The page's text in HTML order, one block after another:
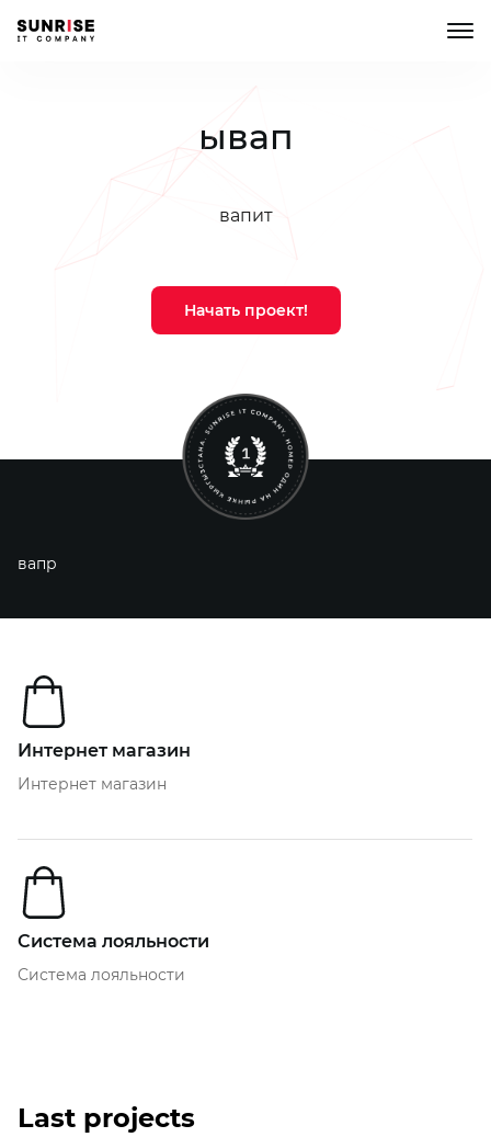
ывап
вапит
Начать проект!
вапр
Интернет магазин
Интернет магазин
Система лояльности
Система лояльности
Last projects